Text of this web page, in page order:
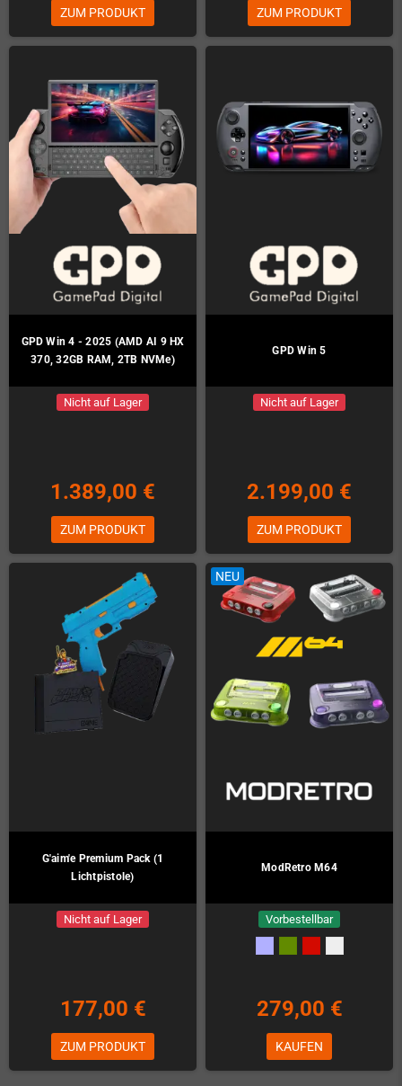
ZUM PRODUKT ZUM PRODUKT
GPD Win 4 - 2025 (AMD AI 9 HX
370, 32GB RAM, 2TB NVMe)
Nicht auf Lager
1.389,00 €
ZUM PRODUKT
GPD Win 5
Nicht auf Lager
2.199,00 €
ZUM PRODUKT
G'aim'e Premium Pack (1
Lichtpistole)
Nicht auf Lager
177,00 €
ZUM PRODUKT
NEU
ModRetro M64
Vorbestellbar
279,00 €
KAUFEN